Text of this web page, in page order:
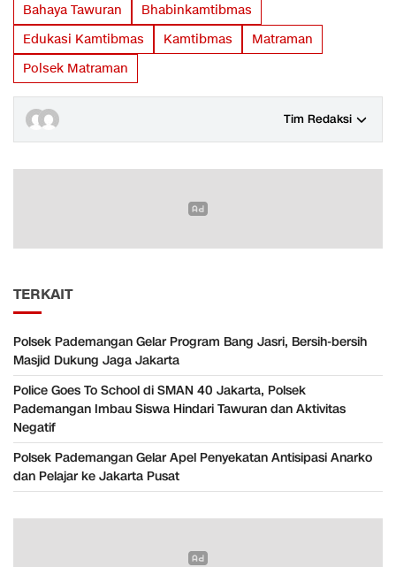
Bahaya Tawuran
Bhabinkamtibmas
Edukasi Kamtibmas
Kamtibmas
Matraman
Polsek Matraman
Tim Redaksi
TERKAIT
Polsek Pademangan Gelar Program Bang Jasri, Bersih-bersih
Masjid Dukung Jaga Jakarta
Police Goes To School di SMAN 40 Jakarta, Polsek
Pademangan Imbau Siswa Hindari Tawuran dan Aktivitas
Negatif
Polsek Pademangan Gelar Apel Penyekatan Antisipasi Anarko
dan Pelajar ke Jakarta Pusat